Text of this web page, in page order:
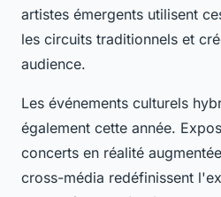
artistes émergents utilisent
les circuits traditionnels et
audience.
Les événements culturels
également cette année.
concerts en réalité
cross-média redéfinissent